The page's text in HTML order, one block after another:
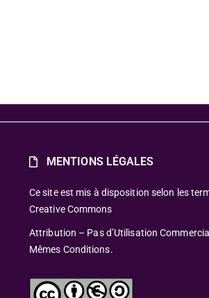
MENTIONS LÉGALES
Ce site est mis à disposition selon les
Creative Commons
Attribution – Pas d’Utilisation
Mêmes Conditions.